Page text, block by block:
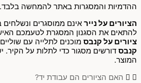
ההדמיות והמסגרות באתר להמחשה בלבד.
הציורים על נייר אינם ממוסגרים ונשלחים
להתאים את הסגנון המסגרת לטעמכם
ציורים על קנבס מוכנים לתלייה עם
קנבס דורשים מסגור כדי לתלות על
המוצר.
האם הציורים הם עבודת יד?